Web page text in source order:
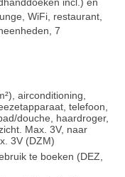
WiFi, restaurant,
7
airconditioning,
telefoon,
douche, haardroger,
Max. 3V, naar
3V (DZM)
te boeken (DEZ,